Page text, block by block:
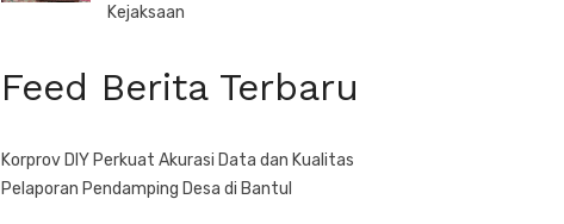
Kejaksaan
Feed Berita Terbaru
Korprov DIY Perkuat Akurasi Data dan Kualitas
Pelaporan Pendamping Desa di Bantul